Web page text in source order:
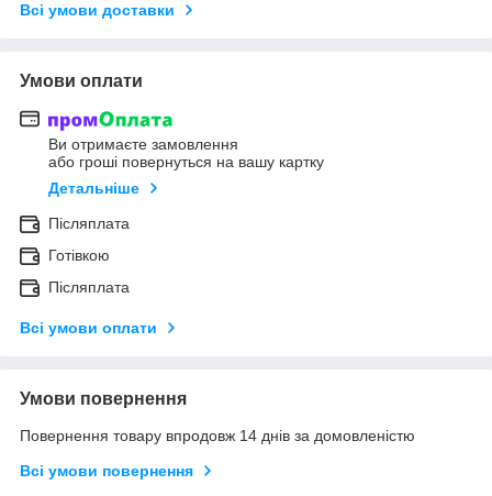
Всі умови доставки
Умови оплати
Ви отримаєте замовлення
або гроші повернуться на вашу картку
Детальніше
Післяплата
Готівкою
Післяплата
Всі умови оплати
Умови повернення
Повернення товару впродовж 14 днів за домовленістю
Всі умови повернення